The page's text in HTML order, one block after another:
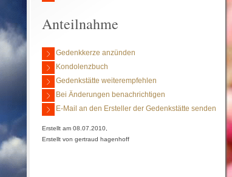
Anteilnahme
Gedenkkerze anzünden
Kondolenzbuch
Gedenkstätte weiterempfehlen
Bei Änderungen benachrichtigen
E-Mail an den Ersteller der Gedenkstätte senden
Erstellt am 08.07.2010,
Erstellt von gertraud hagenhoff